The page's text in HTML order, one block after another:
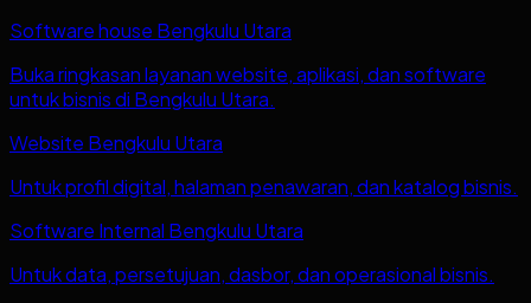
Software house Bengkulu Utara
Buka ringkasan layanan website, aplikasi, dan software
untuk bisnis di Bengkulu Utara.
Website Bengkulu Utara
Untuk profil digital, halaman penawaran, dan katalog bisnis.
Software Internal Bengkulu Utara
Untuk data, persetujuan, dasbor, dan operasional bisnis.